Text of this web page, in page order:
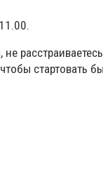
стартовать